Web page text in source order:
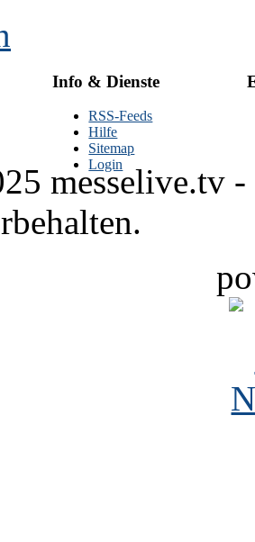
Info & Dienste
RSS-Feeds
Hilfe
Sitemap
Login
messelive.tv -